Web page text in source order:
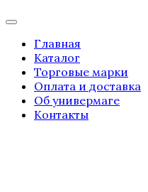
Главная
Каталог
Торговые марки
Оплата и доставка
Об универмаге
Контакты